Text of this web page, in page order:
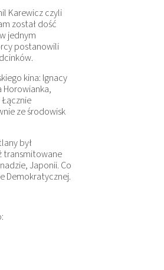
Karewicz czyli
został dość
jednym
postanowili
kina: Ignacy
Horowianka,
ze środowisk
był
transmitowane
Japonii. Co
Demokratycznej.